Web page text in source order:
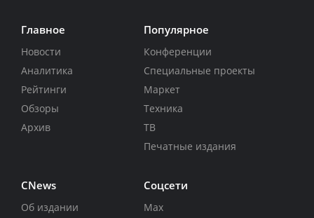
Главное
Новости
Аналитика
Рейтинги
Обзоры
Архив
Популярное
Конференции
Специальные проекты
Маркет
Техника
ТВ
Печатные издания
CNews
Об издании
Соцсети
Max